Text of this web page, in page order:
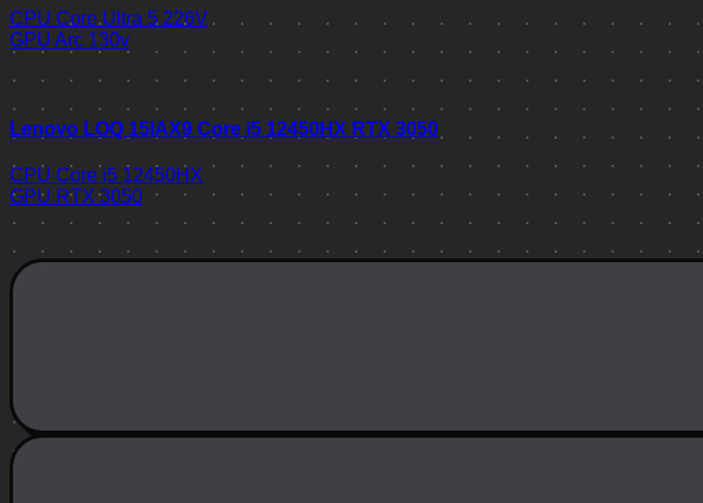
CPU Core Ultra 5 226V
GPU Arc 130v
Lenovo LOQ 15IAX9 Core i5 12450HX RTX 3050
CPU Core i5 12450HX
GPU RTX 3050